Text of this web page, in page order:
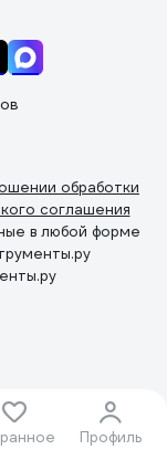
Профиль
обработки
соглашения
в любой форме